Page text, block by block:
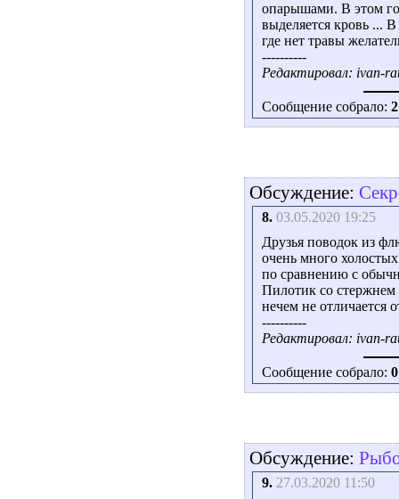
опарышами. В этом
выделяется кровь ...
где нет травы
----------
Редактировал: ivan-
Сообщение собрало: 2
Обсуждение:
8. 03.05.2020 19:25
Друзья поводок из
очень много
по сравнению с
Пилотик со
нечем не отличается
----------
Редактировал: ivan-
Сообщение собрало: 0
Обсуждение:
9. 27.03.2020 11:50